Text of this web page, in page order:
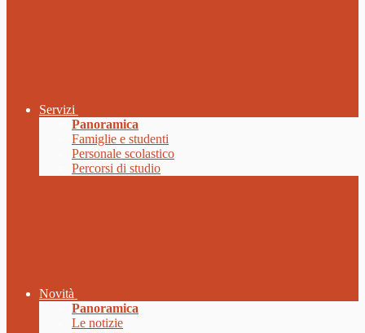
Servizi
Panoramica
Famiglie e studenti
Personale scolastico
Percorsi di studio
Novità
Panoramica
Le notizie